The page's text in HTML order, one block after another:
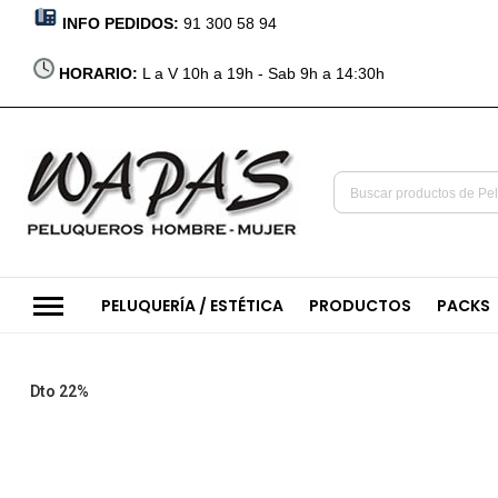
INFO PEDIDOS: 91 300 58 94
HORARIO: L a V 10h a 19h - Sab 9h a 14:30h
PELUQUERÍA / ESTÉTICA PRODUCTOS PACKS
Saltar
Dto 22%